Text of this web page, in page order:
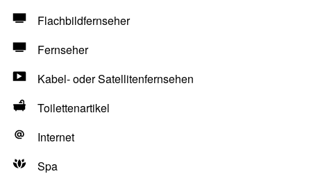
Flachbildfernseher
Fernseher
Kabel- oder Satellitenfernsehen
Toilettenartikel
Internet
Spa